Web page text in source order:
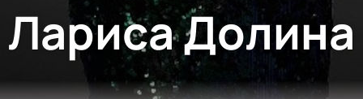
Лариса Долина